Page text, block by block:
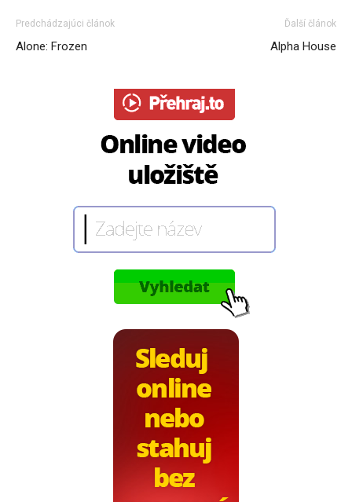
Predchádzajúci článok
Alone: Frozen
Ďalší článok
Alpha House